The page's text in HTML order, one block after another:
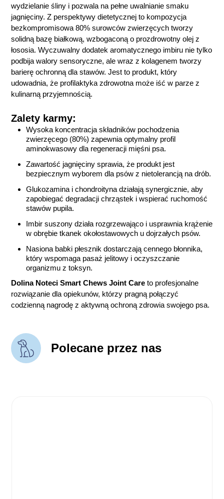
wydzielanie śliny i pozwala na pełne uwalnianie smaku
jagnięciny. Z perspektywy dietetycznej to kompozycja
bezkompromisowa 80% surowców zwierzęcych tworzy
solidną bazę białkową, wzbogaconą o prozdrowotny olej z
łososia. Wyczuwalny dodatek aromatycznego imbiru nie tylko
podbija walory sensoryczne, ale wraz z kolagenem tworzy
barierę ochronną dla stawów. Jest to produkt, który
udowadnia, że profilaktyka zdrowotna może iść w parze z
kulinarną przyjemnością.
Zalety karmy:
Wysoka koncentracja składników pochodzenia
zwierzęcego (80%) zapewnia optymalny profil
aminokwasowy dla regeneracji mięśni psa.
Zawartość jagnięciny sprawia, że produkt jest
bezpiecznym wyborem dla psów z nietolerancją na drób.
Glukozamina i chondroityna działają synergicznie, aby
zapobiegać degradacji chrząstek i wspierać ruchomość
stawów pupila.
Imbir suszony działa rozgrzewająco i usprawnia krążenie
w obrębie tkanek okołostawowych u dojrzałych psów.
Nasiona babki płesznik dostarczają cennego błonnika,
który wspomaga pasaż jelitowy i oczyszczanie
organizmu z toksyn.
Dolina Noteci Smart Chews Joint Care to profesjonalne
rozwiązanie dla opiekunów, którzy pragną połączyć
codzienną nagrodę z aktywną ochroną zdrowia swojego psa.
Polecane przez nas